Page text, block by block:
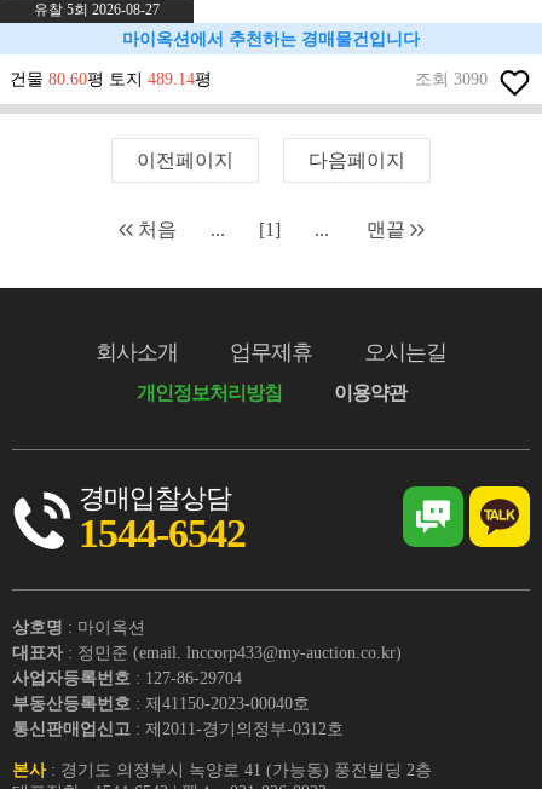
유찰 5회 2026-08-27
마이옥션에서 추천하는 경매물건입니다
건물 80.60평 토지 489.14평 조회 3090
이전페이지 다음페이지
처음 ... [1] ... 맨끝
회사소개 업무제휴 오시는길
개인정보처리방침 이용약관
경매입찰상담
1544-6542
상호명 : 마이옥션
대표자 : 정민준 (email. lnccorp433@my-auction.co.kr)
사업자등록번호 : 127-86-29704
부동산등록번호 : 제41150-2023-00040호
통신판매업신고 : 제2011-경기의정부-0312호
본사: 경기도 의정부시 녹양로 41 (가능동) 풍전빌딩 2층